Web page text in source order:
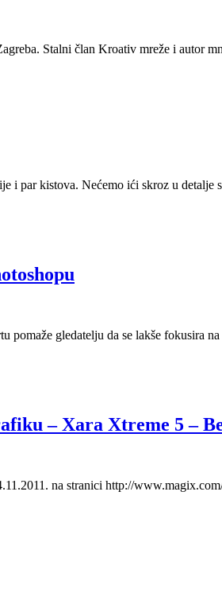
Stalni član Kroativ mreže i autor
i par kistova. Nećemo ići skroz u
gledatelju da se lakše fokusira
– Xara Xtreme 5 –
na stranici http://